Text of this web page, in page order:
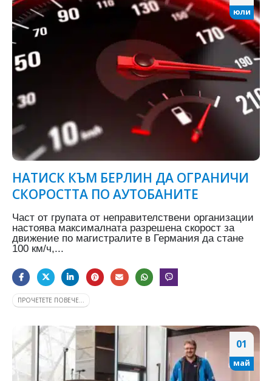
юли
НАТИСК КЪМ БЕРЛИН ДА ОГРАНИЧИ
СКОРОСТТА ПО АУТОБАНИТЕ
Част от групата от неправителствени организации
настоява максималната разрешена скорост за
движение по магистралите в Германия да стане
100 км/ч,...
ПРОЧЕТЕТЕ ПОВЕЧЕ...
01
май